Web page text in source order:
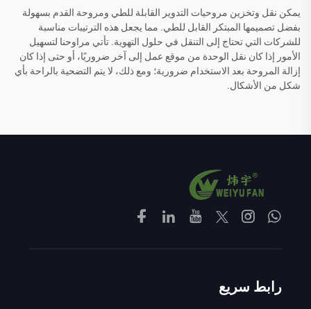
يمكن نقل وتخزين مروحيات التدوير القابلة للطي ومروحة القدم بسهولة
بفضل تصميمها المبتكر القابل للطي. مما يجعل هذه الترتيبات مناسبة
للشركات التي تحتاج إلى التنقل في حلول التهوية. تأتي مراوحنا لتسهيل
الأمور إذا كان نقل الوحدة من موقع عمل إلى آخر ضروريًا، أو حتى إذا كان
إزالة المروحة بعد الاستخدام ضرورية؛ ومع ذلك، لا يتم التضحية بالراحة بأي
شكل من الأشكال.
رابط سريع